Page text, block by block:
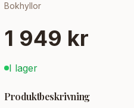
Bokhyllor
1 949 kr
I lager
Produktbeskrivning